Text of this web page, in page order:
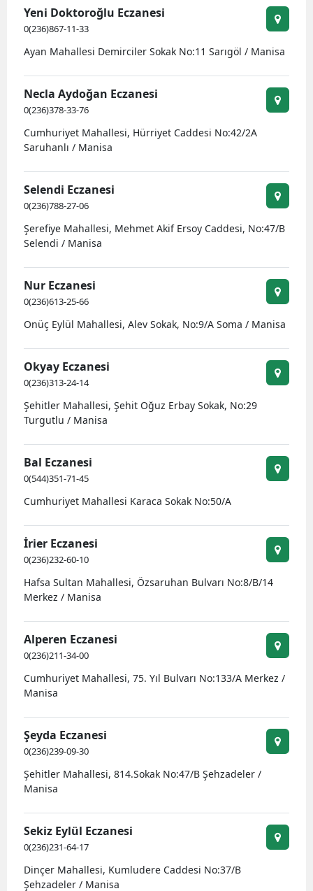
Yeni Doktoroğlu Eczanesi
0(236)867-11-33
Ayan Mahallesi Demirciler Sokak No:11 Sarıgöl / Manisa
Necla Aydoğan Eczanesi
0(236)378-33-76
Cumhuriyet Mahallesi, Hürriyet Caddesi No:42/2A
Saruhanlı / Manisa
Selendi Eczanesi
0(236)788-27-06
Şerefiye Mahallesi, Mehmet Akif Ersoy Caddesi, No:47/B
Selendi / Manisa
Nur Eczanesi
0(236)613-25-66
Onüç Eylül Mahallesi, Alev Sokak, No:9/A Soma / Manisa
Okyay Eczanesi
0(236)313-24-14
Şehitler Mahallesi, Şehit Oğuz Erbay Sokak, No:29
Turgutlu / Manisa
Bal Eczanesi
0(544)351-71-45
Cumhuriyet Mahallesi Karaca Sokak No:50/A
İrier Eczanesi
0(236)232-60-10
Hafsa Sultan Mahallesi, Özsaruhan Bulvarı No:8/B/14
Merkez / Manisa
Alperen Eczanesi
0(236)211-34-00
Cumhuriyet Mahallesi, 75. Yıl Bulvarı No:133/A Merkez /
Manisa
Şeyda Eczanesi
0(236)239-09-30
Şehitler Mahallesi, 814.Sokak No:47/B Şehzadeler /
Manisa
Sekiz Eylül Eczanesi
0(236)231-64-17
Dinçer Mahallesi, Kumludere Caddesi No:37/B
Şehzadeler / Manisa